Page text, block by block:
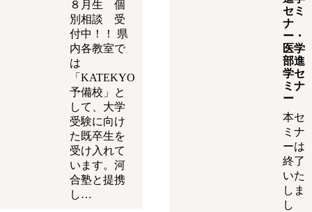
８月生 個
別相談 受
付中！！ 県
内各教室で
は
「KATEKYO
予備校」と
して、大学
受験に向け
た既卒生を
受け入れて
います。河
合塾と提携
し…
セミ
ナ
ー・
医学
部進
学セ
ミナ
ー
本セ
ミナ
ーは
終了
いた
しま
し